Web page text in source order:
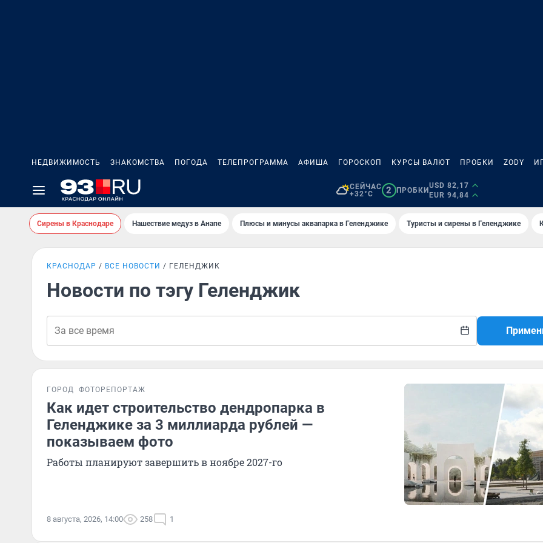
НЕДВИЖИМОСТЬ ЗНАКОМСТВА ПОГОДА ТЕЛЕПРОГРАММА АФИША ГОРОСКОП КУРСЫ ВАЛЮТ ПРОБКИ ZODY
СЕЙЧАС
+32°C
2 ПРОБКИ
USD 82,17
EUR 94,84
Сирены в Краснодаре Нашествие медуз в Анапе Плюсы и минусы аквапарка в Геленджике Туристы и сирены в Геленджике
КРАСНОДАР ВСЕ НОВОСТИ ГЕЛЕНДЖИК
Новости по тэгу Геленджик
ГОРОД ФОТОРЕПОРТАЖ
Как идет строительство дендропарка в
Геленджике за 3 миллиарда рублей —
показываем фото
Работы планируют завершить в ноябре 2027-го
8 августа, 2026, 14:00 258 1